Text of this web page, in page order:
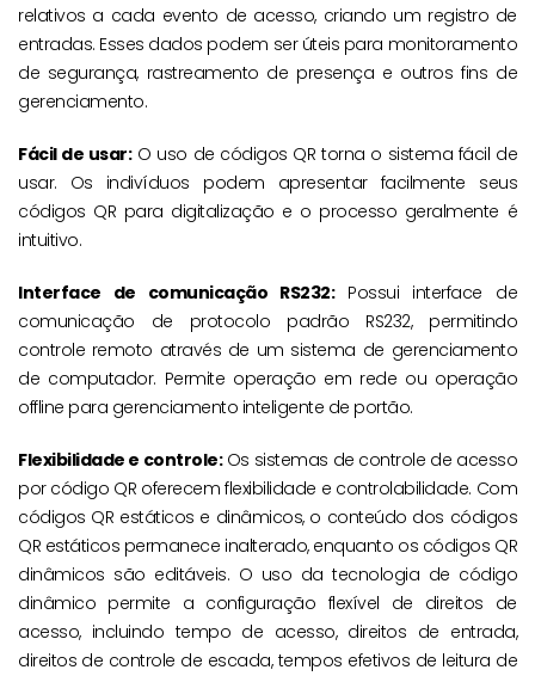
relativos a cada evento de acesso, criando um registro de
entradas. Esses dados podem ser úteis para monitoramento
de segurança, rastreamento de presença e outros fins de
gerenciamento.
Fácil de usar:O uso de códigos QR torna o sistema fácil de
usar. Os indivíduos podem apresentar facilmente seus
códigos QR para digitalização e o processo geralmente é
intuitivo.
Interface de comunicação RS232:Possui interface de
comunicação de protocolo padrão RS232, permitindo
controle remoto através de um sistema de gerenciamento
de computador. Permite operação em rede ou operação
offline para gerenciamento inteligente de portão.
Flexibilidade e controle:Os sistemas de controle de acesso
por código QR oferecem flexibilidade e controlabilidade. Com
códigos QR estáticos e dinâmicos, o conteúdo dos códigos
QR estáticos permanece inalterado, enquanto os códigos QR
dinâmicos são editáveis. O uso da tecnologia de código
dinâmico permite a configuração flexível de direitos de
acesso, incluindo tempo de acesso, direitos de entrada,
direitos de controle de escada, tempos efetivos de leitura de